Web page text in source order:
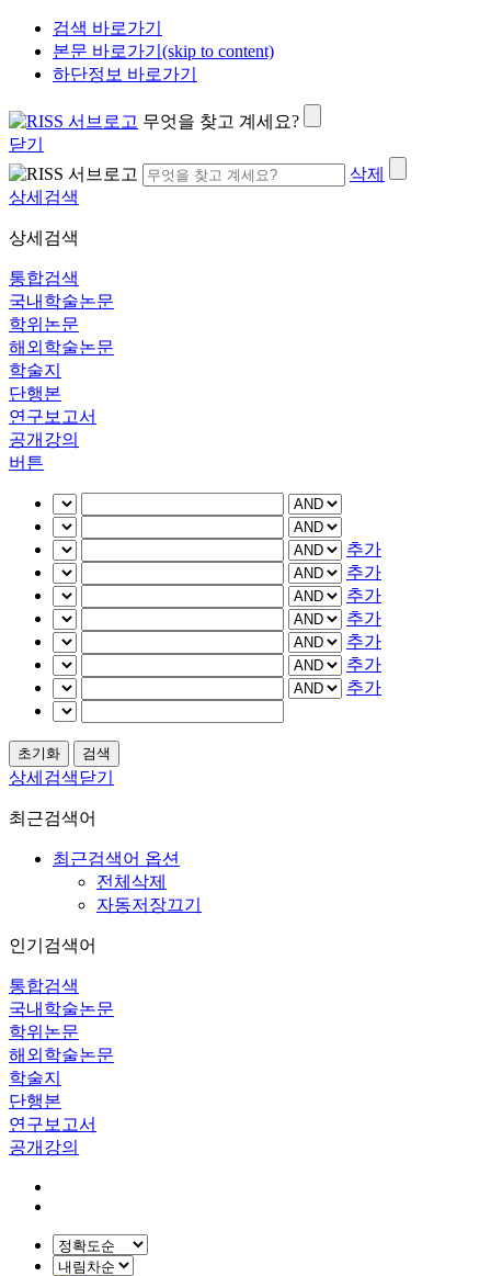
검색 바로가기
본문 바로가기(skip to content)
하단정보 바로가기
무엇을 찾고 계세요?
닫기
삭제
상세검색
상세검색
통합검색
국내학술논문
학위논문
해외학술논문
학술지
단행본
연구보고서
공개강의
버튼
추가
추가
추가
추가
추가
추가
추가
상세검색닫기
최근검색어
최근검색어 옵션
전체삭제
자동저장끄기
인기검색어
통합검색
국내학술논문
학위논문
해외학술논문
학술지
단행본
연구보고서
공개강의